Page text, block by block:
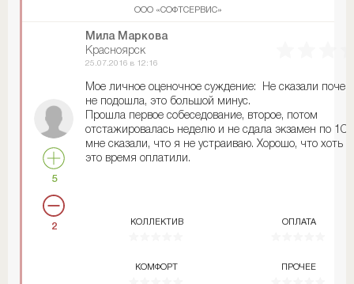
ООО «СОФТСЕРВИС»
5
2
Мила Маркова
Красноярск
25.07.2016 в 12:16
Мое личное оценочное суждение: Не сказали
не подошла, это большой минус.
Прошла первое собеседование, второе, потом
отстажировалась неделю и не сдала экзамен по 1С
мне сказали, что я не устраиваю. Хорошо, что хоть
это время оплатили.
КОЛЛЕКТИВ
КОМФОРТ
ОПЛАТА
ПРОЧЕЕ